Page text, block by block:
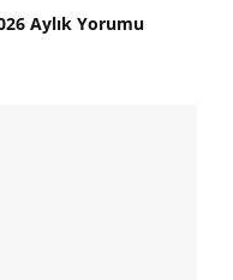
Aylık Yorumu